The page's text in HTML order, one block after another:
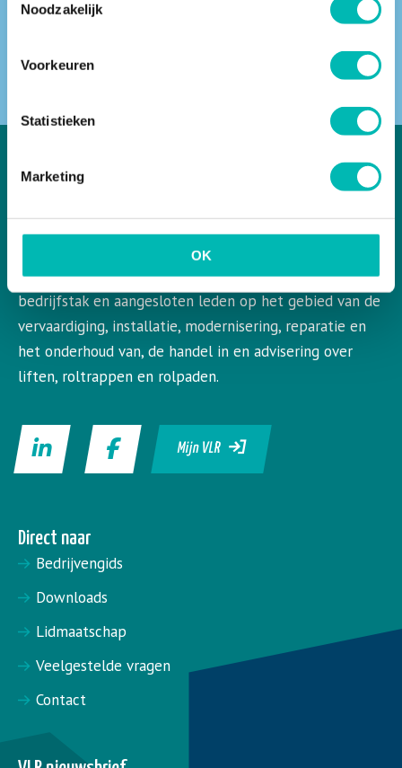
Noodzakelijk
Voorkeuren
Statistieken
Marketing
OK
VLR in het kort
VLR is de Nederlandse vereniging voor liften en
roltrappen. VLR behartigt de belangen van de gehele
bedrijfstak en aangesloten leden op het gebied van de
vervaardiging, installatie, modernisering, reparatie en
het onderhoud van, de handel in en advisering over
liften, roltrappen en rolpaden.
Mijn VLR
Direct naar
Bedrijvengids
Downloads
Lidmaatschap
Veelgestelde vragen
Contact